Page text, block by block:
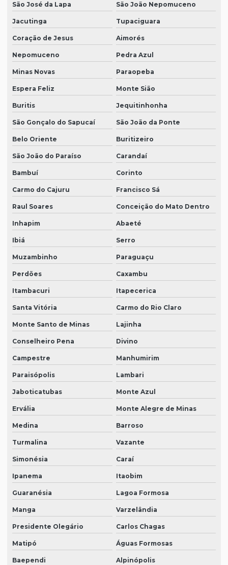
São José da Lapa São João Nepomuceno
Jacutinga Tupaciguara
Coração de Jesus Aimorés
Nepomuceno Pedra Azul
Minas Novas Paraopeba
Espera Feliz Monte Sião
Buritis Jequitinhonha
São Gonçalo do Sapucaí São João da Ponte
Belo Oriente Buritizeiro
São João do Paraíso Carandaí
Bambuí Corinto
Carmo do Cajuru Francisco Sá
Raul Soares Conceição do Mato Dentro
Inhapim Abaeté
Ibiá Serro
Muzambinho Paraguaçu
Perdões Caxambu
Itambacuri Itapecerica
Santa Vitória Carmo do Rio Claro
Monte Santo de Minas Lajinha
Conselheiro Pena Divino
Campestre Manhumirim
Paraisópolis Lambari
Jaboticatubas Monte Azul
Ervália Monte Alegre de Minas
Medina Barroso
Turmalina Vazante
Simonésia Caraí
Ipanema Itaobim
Guaranésia Lagoa Formosa
Manga Varzelândia
Presidente Olegário Carlos Chagas
Matipó Águas Formosas
Baependi Alpinópolis